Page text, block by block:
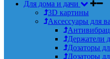
Для дома и дачи
3D картины
Аксессуары для
Держатели
Дозаторы
Дозаторы